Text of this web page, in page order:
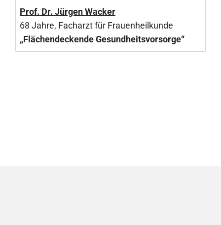
Prof. Dr. Jürgen Wacker
68 Jahre, Facharzt für Frauenheilkunde
„Flächendeckende Gesundheitsvorsorge“